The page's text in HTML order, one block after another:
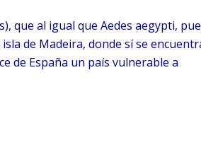
que al igual que Aedes aegypti,
de Madeira, donde sí se
de España un país vulnerable a